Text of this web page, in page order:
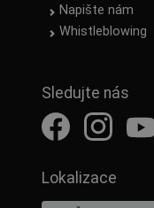
Napište nám
Whistleblowing
Sledujte nás
Lokalizace